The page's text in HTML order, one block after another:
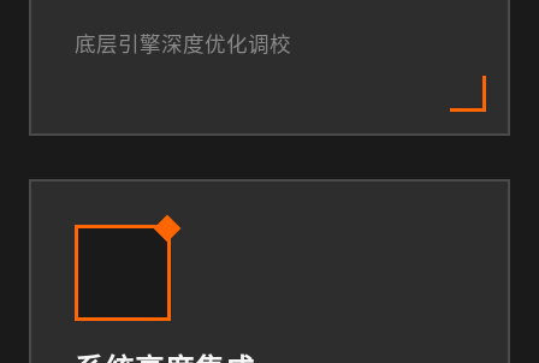
底层引擎深度优化调校